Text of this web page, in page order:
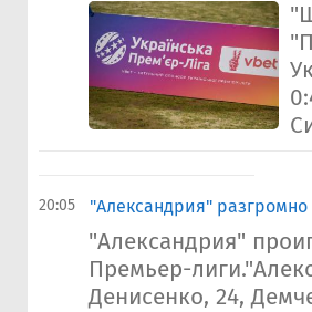
20:05 "Александрия" разгромно
"Александрия"
Премьер-
Денисенко, 24,